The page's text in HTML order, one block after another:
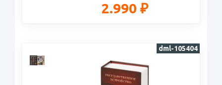
2.990 ₽
dml-105404